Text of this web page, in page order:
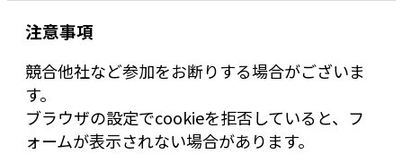
注意事項
競合他社など参加をお断りする場合がございま
す。
ブラウザの設定でcookieを拒否していると、フ
ォームが表示されない場合があります。